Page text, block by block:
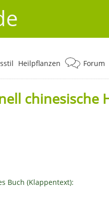
Heilpflanzen Forum
chinesische
Buch (Klappentext):